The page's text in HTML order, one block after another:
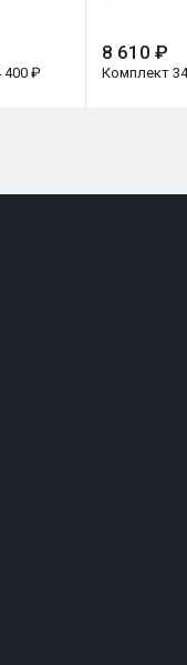
400 ₽
8 610 ₽
Комплект